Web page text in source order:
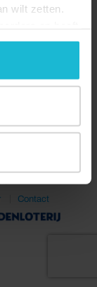
wilt zetten.
cookies via
Contact